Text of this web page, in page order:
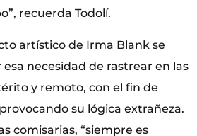
recuerda Todolí.
artístico de Irma Blank se
necesidad de rastrear en las
y remoto, con el fin de
su lógica extrañeza.
comisarias, “siempre es